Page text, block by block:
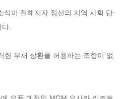
식이 전해지자 정선의 지역 사회 단
.
한 부채 상환을 허용하는 조항이 없